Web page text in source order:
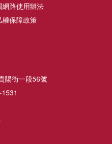
網路使用辦法
權保障政策
陽街一段56號